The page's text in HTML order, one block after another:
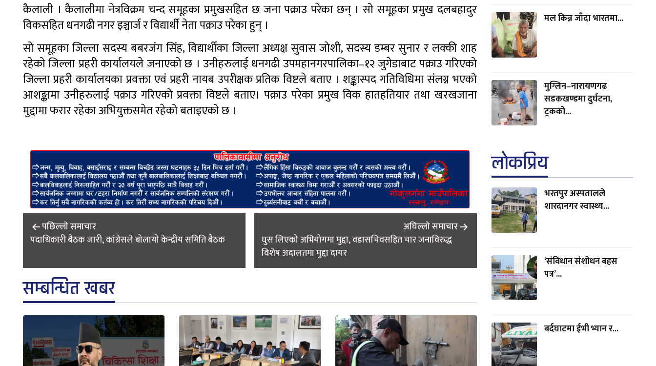
कैलाली । कैलालीमा नेत्रविक्रम चन्द समूहका प्रमुखसहित छ जना पक्राउ परेका छन् । सो समूहका प्रमुख दलबहादुर
विकसहित धनगढी नगर इञ्चार्ज र विद्यार्थी नेता पक्राउ परेका हुन् ।
सो समूहका जिल्ला सदस्य बबरजंग सिंह, विद्यार्थीका जिल्ला अध्यक्ष सुवास जोशी, सदस्य डम्बर सुनार र लक्की शाह
रहेको जिल्ला प्रहरी कार्यालयले जनाएको छ । उनीहरुलाई धनगढी उपमहानगरपालिका–१२ जुगेडाबाट पक्राउ गरिएको
जिल्ला प्रहरी कार्यालयका प्रवक्ता एवं प्रहरी नायब उपरीक्षक प्रतिक विष्टले बताए । शङ्कास्पद गतिविधिमा संलग्न भएको
आशङ्कामा उनीहरुलाई पक्राउ गरिएको प्रवक्ता विष्टले बताए। पक्राउ परेका प्रमुख विक हातहतियार तथा खरखजाना
मुद्दामा फरार रहेका अभियुक्तसमेत रहेको बताइएको छ ।
Post
navigation
पछिल्लाे समाचार
पदाधिकारी बैठक जारी, कांग्रेसले बोलायो केन्द्रीय समिति बैठक
अघिल्लाे समाचार
घुस लिएको अभियोगमा मुद्दा, वडासचिवसहित चार जनाविरुद्ध
विशेष अदालतमा मुद्दा दायर
सम्बन्धित खबर
मल किन्न जाँदा भारतमा...
मुग्लिन–नारायणगढ
सडकखण्डमा दुर्घटना,
ट्रकको...
लाेकप्रिय
भरतपुर अस्पतालले
शारदानगर स्वास्थ्य...
‘संविधान संशोधन बहस
पत्र’...
बर्दघाटमा ईभी भ्यान र...